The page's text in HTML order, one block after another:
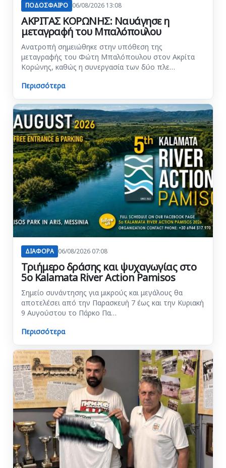
ΠΟΔΟΣΦΑΙΡΟ 06/08/2026 13:08
ΑΚΡΙΤΑΣ ΚΟΡΩΝΗΣ: Ναυάγησε η
μεταγραφή του Μπαλόπουλου
Ανατροπή σημειώθηκε στην υπόθεση της
μεταγραφής του Φώτη Μπαλόπουλου στον Ακρίτα
Κορώνης, καθώς η συνεργασία των δύο πλε…
Περισσότερα
ΔΙΑΦΟΡΑ 06/08/2026 07:08
Τριήμερο δράσης και ψυχαγωγίας στο
5ο Kalamata River Action Pamisos
Σημείο συνάντησης για μικρούς και μεγάλους θα
αποτελέσει από την Παρασκευή 7 έως και την Κυριακή
9 Αυγούστου το Πάρκο Πα…
Περισσότερα